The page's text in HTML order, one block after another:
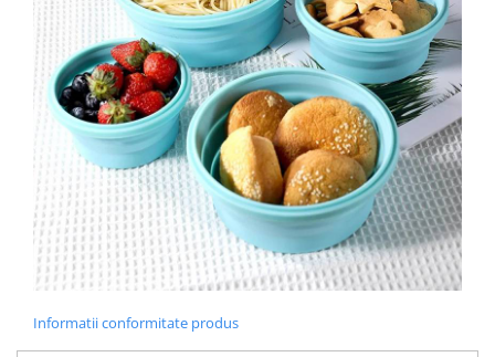
Informatii conformitate produs